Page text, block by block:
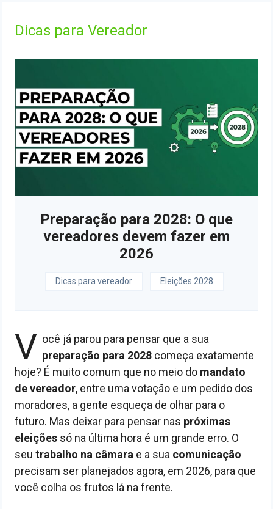
Dicas para Vereador
Preparação para 2028: O que
vereadores devem fazer em
2026
Dicas para vereador Eleições 2028
V ocê já parou para pensar que a sua
preparação para 2028 começa exatamente
hoje? É muito comum que no meio do mandato
de vereador, entre uma votação e um pedido dos
moradores, a gente esqueça de olhar para o
futuro. Mas deixar para pensar nas próximas
eleições só na última hora é um grande erro. O
seu trabalho na câmara e a sua comunicação
precisam ser planejados agora, em 2026, para que
você colha os frutos lá na frente.